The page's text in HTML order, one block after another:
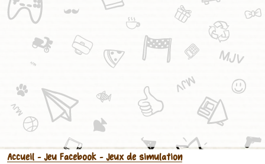
Accueil - Jeu Facebook - Jeux de simulation